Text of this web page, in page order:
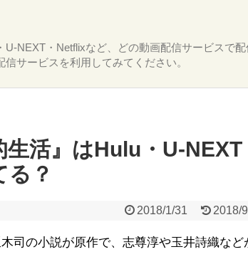
U-NEXT・Netflixなど、どの動画配信サービスで
サービスを利用してみてください。
生活』はHulu・U-
る？
2018/1/31 2018/
司の小説が原作で、志尊淳や玉井詩織など